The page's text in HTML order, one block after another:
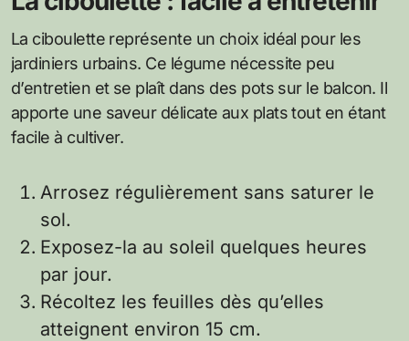
La ciboulette représente un choix idéal pour les
jardiniers urbains. Ce légume nécessite peu
d’entretien et se plaît dans des pots sur le balcon. Il
apporte une saveur délicate aux plats tout en étant
facile à cultiver.
Arrosez régulièrement sans saturer le
sol.
Exposez-la au soleil quelques heures
par jour.
Récoltez les feuilles dès qu’elles
atteignent environ 15 cm.